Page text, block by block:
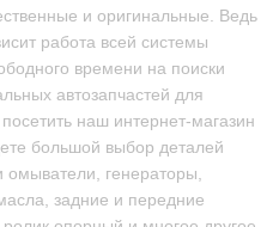
и оригинальные. Ведь
работа всей системы
времени на поиски
автозапчастей для
наш интернет-магазин
большой выбор деталей
омыватели, генераторы,
задние и передние